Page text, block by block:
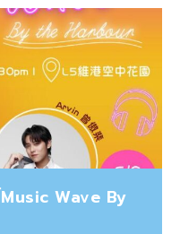
Wave By